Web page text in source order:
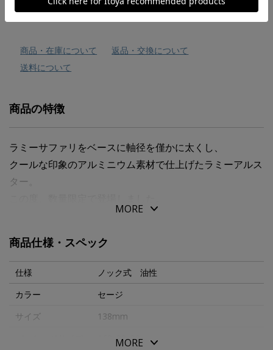
お気に入りに追加
商品・在庫について
返品・交換について
送料について
商品の特徴
ラミーサファリをベースに軸径を僅かに太くし、
クールな印象のアルミニウム素材で仕上げたラミーアルス
ター。
彩度を抑えたシックな配色が秋の装いにぴったりなスペシ
【ボディ】ＡＳＡ樹脂
MORE
商品仕様・スペック
仕様
ノック式 油性
カラー
セージ
サイズ
138mm
160x30x30mm
MORE